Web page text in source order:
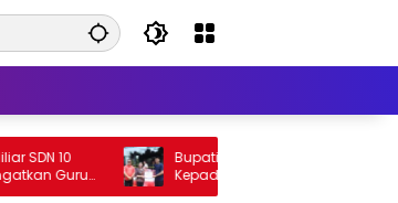
Bupati Karolin Serahkan Bantuan
Kepada Korban Kebakaran Ruko di
Ngabang